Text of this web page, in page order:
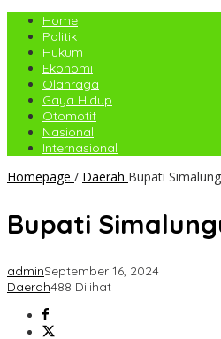
Home
Politik
Hukum
Ekonomi
Olahraga
Gaya Hidup
Otomotif
Nasional
Internasional
Homepage / Daerah Bupati
Bupati
adminSeptember 16, 2024
Daerah488 Dilihat